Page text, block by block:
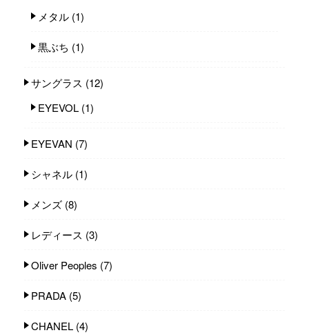
メタル (1)
黒ぶち (1)
サングラス (12)
EYEVOL (1)
EYEVAN (7)
シャネル (1)
メンズ (8)
レディース (3)
Oliver Peoples (7)
PRADA (5)
CHANEL (4)